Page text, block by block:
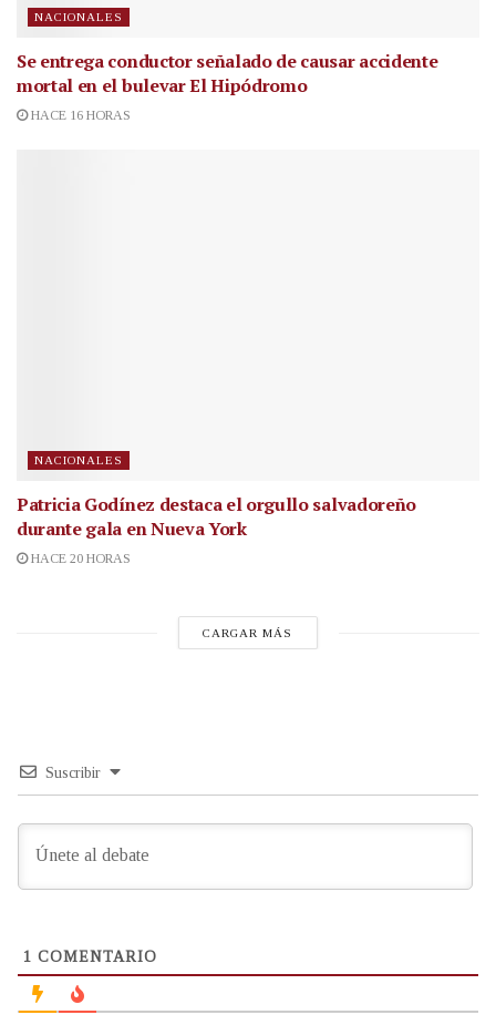
NACIONALES
Se entrega conductor señalado de causar accidente
mortal en el bulevar El Hipódromo
HACE 16 HORAS
NACIONALES
Patricia Godínez destaca el orgullo salvadoreño
durante gala en Nueva York
HACE 20 HORAS
CARGAR MÁS
Suscribir
1 COMENTARIO